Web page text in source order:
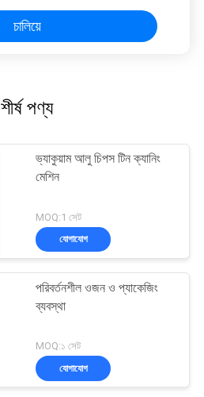
চালিয়ে
শীর্ষ পণ্য
ভ্যাকুয়াম আলু চিপস টিন ক্যানিং
মেশিন
MOQ:1 সেট
যোগাযোগ
পরিবর্তনশীল ওজন ও প্যাকেজিং
ব্যবস্থা
MOQ:১ সেট
যোগাযোগ